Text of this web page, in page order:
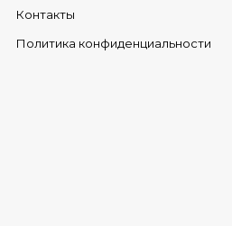
Контакты
Политика конфиденциальности